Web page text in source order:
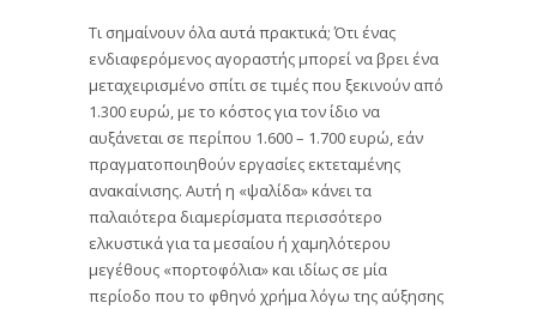
Τι σημαίνουν όλα αυτά πρακτικά; Ότι ένας
ενδιαφερόμενος αγοραστής μπορεί να βρει ένα
μεταχειρισμένο σπίτι σε τιμές που ξεκινούν από
1.300 ευρώ, με το κόστος για τον ίδιο να
αυξάνεται σε περίπου 1.600 – 1.700 ευρώ, εάν
πραγματοποιηθούν εργασίες εκτεταμένης
ανακαίνισης. Αυτή η «ψαλίδα» κάνει τα
παλαιότερα διαμερίσματα περισσότερο
ελκυστικά για τα μεσαίου ή χαμηλότερου
μεγέθους «πορτοφόλια» και ιδίως σε μία
περίοδο που το φθηνό χρήμα λόγω της αύξησης